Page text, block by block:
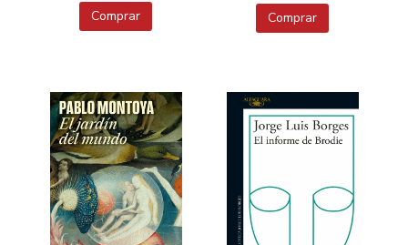
Comprar Comprar